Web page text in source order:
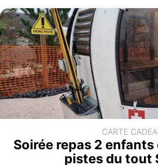
CARTE
Soirée repas 2
pistes du tout